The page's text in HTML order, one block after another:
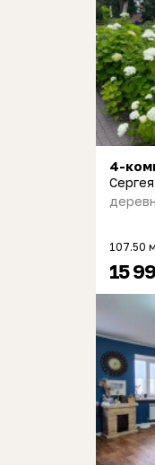
4-
107.50 м
15